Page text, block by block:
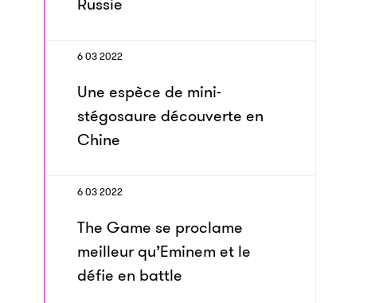
6 03 2022
Une espèce de mini-
stégosaure découverte en
Chine
6 03 2022
The Game se proclame
meilleur qu’Eminem et le
défie en battle